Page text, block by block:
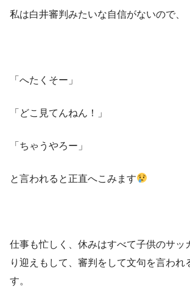
私は白井審判みたいな自信がないので、
「へたくそー」
「どこ見てんねん！」
「ちゃうやろー」
と言われると正直へこみます
仕事も忙しく、休みはすべて子供のサッ
り迎えもして、審判をして文句を言われ
す。